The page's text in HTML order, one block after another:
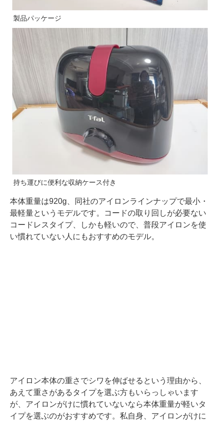
製品パッケージ
持ち運びに便利な収納ケース付き
本体重量は920g、同社のアイロンラインナップで最小・
最軽量というモデルです。コードの取り回しが必要ない
コードレスタイプ、しかも軽いので、普段アイロンを使
い慣れていない人にもおすすめのモデル。
アイロン本体の重さでシワを伸ばせるという理由から、
あえて重さがあるタイプを選ぶ方もいらっしゃいます
が、アイロンがけに慣れていないなら本体重量が軽いタ
イプを選ぶのがおすすめです。私自身、アイロンがけに